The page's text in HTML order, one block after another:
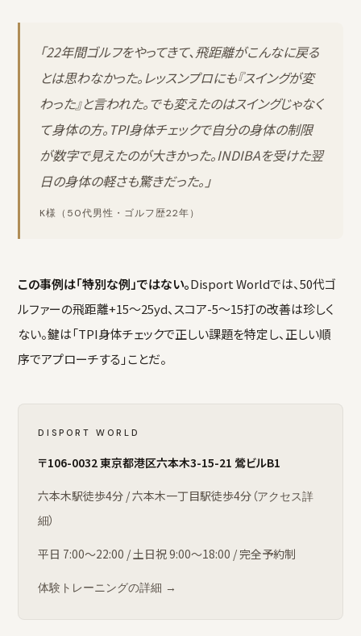
「22年間ゴルフをやってきて、飛距離がこんなに戻る
とは思わなかった。レッスンプロにも『スイングが変
わった』と言われた。でも変えたのはスイングじゃなく
て身体の方。TPI身体チェックで自分の身体の制限
が数字で見えたのが大きかった。INDIBAを受けた翌
日の身体の軽さも驚きだった。」
K様（50代男性・ゴルフ歴22年）
この事例は「特別な例」ではない。Disport Worldでは、50代ゴ
ルファーの飛距離+15〜25yd、スコア-5〜15打の改善は珍しく
ない。鍵は「TPI身体チェックで正しい課題を特定し、正しい順
序でアプローチする」ことだ。
DISPORT WORLD
〒106-0032 東京都港区六本木3-15-21 鶯ビルB1
六本木駅徒歩4分 / 六本木一丁目駅徒歩4分（アクセス詳
細）
平日 7:00〜22:00 / 土日祝 9:00〜18:00 / 完全予約制
体験トレーニングの詳細 →